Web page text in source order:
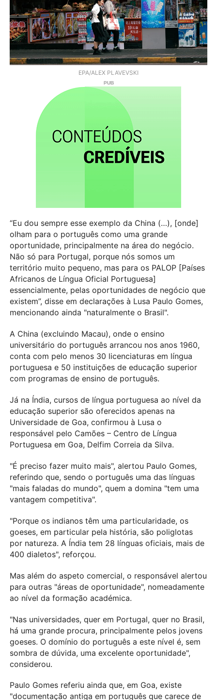
EPA/ALEX PLAVEVSKI
“Eu dou sempre esse exemplo da China (…), [onde]
olham para o português como uma grande
oportunidade, principalmente na área do negócio.
Não só para Portugal, porque nós somos um
território muito pequeno, mas para os PALOP [Países
Africanos de Língua Oficial Portuguesa]
essencialmente, pelas oportunidades de negócio que
existem”, disse em declarações à Lusa Paulo Gomes,
mencionando ainda "naturalmente o Brasil".
A China (excluindo Macau), onde o ensino
universitário do português arrancou nos anos 1960,
conta com pelo menos 30 licenciaturas em língua
portuguesa e 50 instituições de educação superior
com programas de ensino de português.
Já na Índia, cursos de língua portuguesa ao nível da
educação superior são oferecidos apenas na
Universidade de Goa, confirmou à Lusa o
responsável pelo Camões – Centro de Língua
Portuguesa em Goa, Delfim Correia da Silva.
"É preciso fazer muito mais", alertou Paulo Gomes,
referindo que, sendo o português uma das línguas
"mais faladas do mundo", quem a domina "tem uma
vantagem competitiva".
"Porque os indianos têm uma particularidade, os
goeses, em particular pela história, são poliglotas
por natureza. A Índia tem 28 línguas oficiais, mais de
400 dialetos", reforçou.
Mas além do aspeto comercial, o responsável alertou
para outras "áreas de oportunidade", nomeadamente
ao nível da formação académica.
"Nas universidades, quer em Portugal, quer no Brasil,
há uma grande procura, principalmente pelos jovens
goeses. O domínio do português a este nível é, sem
sombra de dúvida, uma excelente oportunidade",
considerou.
Paulo Gomes referiu ainda que, em Goa, existe
"documentação antiga em português que carece de